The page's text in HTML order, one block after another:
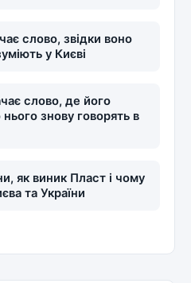
слово, звідки воно
у Києві
слово, де його
знову говорять в
як виник Пласт і чому
та України